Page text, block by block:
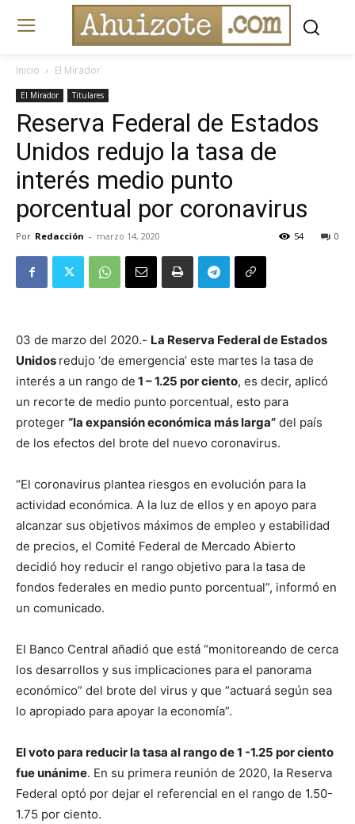
Inicio El Mirador
El Mirador Titulares
Reserva Federal de Estados
Unidos redujo la tasa de
interés medio punto
porcentual por coronavirus
Por Redacción - marzo 14, 2020 0
54
03 de marzo del 2020.- La Reserva Federal de Estados
Unidos redujo ‘de emergencia’ este martes la tasa de
interés a un rango de 1 – 1.25 por ciento, es decir, aplicó
un recorte de medio punto porcentual, esto para
proteger “la expansión económica más larga” del país
de los efectos del brote del nuevo coronavirus.
“El coronavirus plantea riesgos en evolución para la
actividad económica. A la luz de ellos y en apoyo para
alcanzar sus objetivos máximos de empleo y estabilidad
de precios, el Comité Federal de Mercado Abierto
decidió hoy reducir el rango objetivo para la tasa de
fondos federales en medio punto porcentual”, informó en
un comunicado.
El Banco Central añadió que está “monitoreando de cerca
los desarrollos y sus implicaciones para el panorama
económico” del brote del virus y que “actuará según sea
lo apropiado para apoyar la economía”.
El voto para reducir la tasa al rango de 1 -1.25 por ciento
fue unánime. En su primera reunión de 2020, la Reserva
Federal optó por dejar el referencial en el rango de 1.50-
1.75 por ciento.